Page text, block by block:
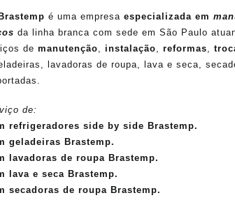
é uma empresa especializada em
da linha branca com sede em São Paulo
de manutenção instalação reformas
lavadoras de roupa, lava e seca,
de:
refrigeradores side by side Brastemp.
geladeiras Brastemp.
lavadoras de roupa Brastemp.
lava e seca Brastemp.
secadoras de roupa Brastemp.